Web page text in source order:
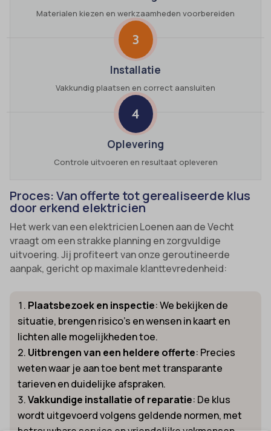
Materialen kiezen en werkzaamheden voorbereiden
3
Installatie
Vakkundig plaatsen en correct aansluiten
4
Oplevering
Controle uitvoeren en resultaat opleveren
Proces: Van offerte tot gerealiseerde klus
door erkend elektricien
Het werk van een elektricien Loenen aan de Vecht
vraagt om een strakke planning en zorgvuldige
uitvoering. Jij profiteert van onze geroutineerde
aanpak, gericht op maximale klanttevredenheid:
Plaatsbezoek en inspectie: We bekijken de
situatie, brengen risico’s en wensen in kaart en
lichten alle mogelijkheden toe.
Uitbrengen van een heldere offerte: Precies
weten waar je aan toe bent met transparante
tarieven en duidelijke afspraken.
Vakkundige installatie of reparatie: De klus
wordt uitgevoerd volgens geldende normen, met